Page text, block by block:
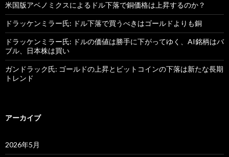
米国版アベノミクスによるドル下落で銅価格は上昇するのか？
ドラッケンミラー氏: ドル下落で買うべきはゴールドよりも銅
ドラッケンミラー氏: ドルの価値は勝手に下がってゆく、AI銘柄はバ
ブル、日本株は買い
ガンドラック氏: ゴールドの上昇とビットコインの下落は新たな長期
トレンド
アーカイブ
2026年5月